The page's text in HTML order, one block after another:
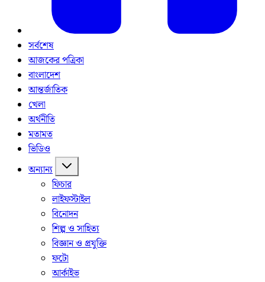
সর্বশেষ
আজকের পত্রিকা
বাংলাদেশ
আন্তর্জাতিক
খেলা
অর্থনীতি
মতামত
ভিডিও
অন্যান্য
ফিচার
লাইফস্টাইল
বিনোদন
শিল্প ও সাহিত্য
বিজ্ঞান ও প্রযুক্তি
ফটো
আর্কাইভ